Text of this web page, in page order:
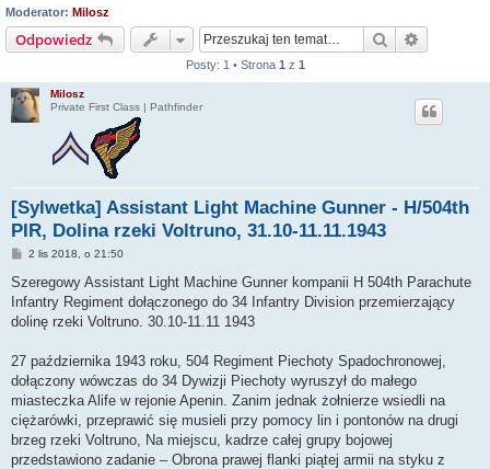
Moderator: Milosz
Odpowiedz Szukaj
Posty: 1 • Strona 1 z 1
Milosz
Private First Class | Pathfinder
[Sylwetka] Assistant Light Machine Gunner - H/504th
PIR, Dolina rzeki Voltruno, 31.10-11.11.1943
P
s
2 lis 2018, o 21:50
Szeregowy Assistant Light Machine Gunner kompanii H 504th Parachute
Infantry Regiment dołączonego do 34 Infantry Division przemierzający
dolinę rzeki Voltruno. 30.10-11.11 1943
27 października 1943 roku, 504 Regiment Piechoty Spadochronowej,
dołączony wówczas do 34 Dywizji Piechoty wyruszył do małego
miasteczka Alife w rejonie Apenin. Zanim jednak żołnierze wsiedli na
ciężarówki, przeprawić się musieli przy pomocy lin i pontonów na drugi
brzeg rzeki Voltruno, Na miejscu, kadrze całej grupy bojowej
przedstawiono zadanie – Obrona prawej flanki piątej armii na styku z